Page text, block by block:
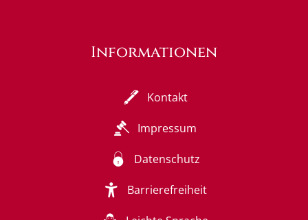
Informationen
Kontakt
Impressum
Datenschutz
Barrierefreiheit